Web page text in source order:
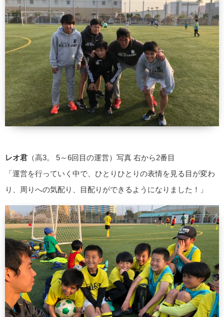
レオ君 （高3。 5～6回目の運営）写真 右から2番目
「運営を行っていく中で、ひとりひとりの表情を見る目が変わ
り、周りへの気配り、目配りができるようになりました！」